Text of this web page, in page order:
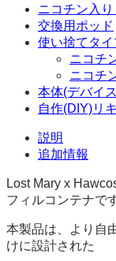
ニコチン入
交換用ポッド
使い捨てタイ
ニコチ
ニコチ
本体(デバイ
自作(DIY)リ
説明
追加情報
Lost Mary x
フィルコンテナで
本製品は、より自
けに設計された